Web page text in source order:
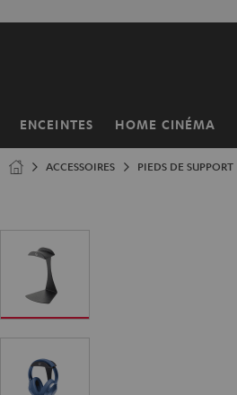
ENCEINTES HOME CINÉMA
Page
ACCESSOIRES PIEDS DE SUPPORT